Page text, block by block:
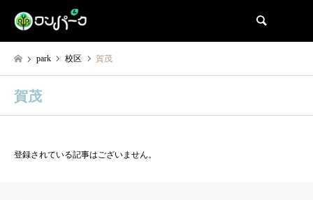
park 校区 賀茂
賀茂
登録されている記事はございません。